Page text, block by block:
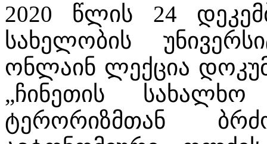
2020 წლის 24
სახელობის
ონლაინ ლექცია
„ჩინეთის
ტერორიზმთან